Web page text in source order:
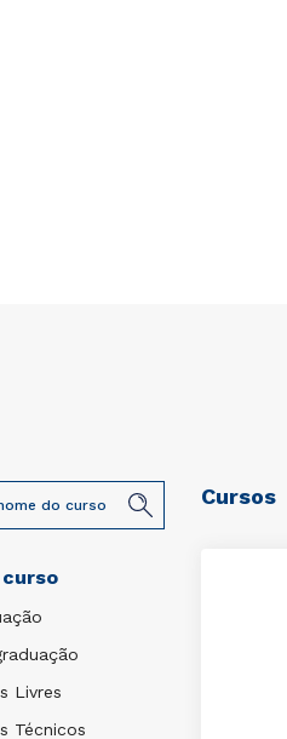
Livres
Técnicos
Cursos